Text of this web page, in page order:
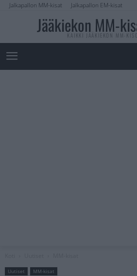
Jalkapallon MM-kisat Jalkapallon EM-kisat
Jääkiekon MM-
KAIKKI JÄÄKIEKON MM-
Uutiset MM-kisat